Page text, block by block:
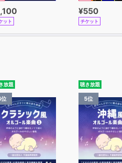
ット
¥550
チケット
放題 聴き放題
5位